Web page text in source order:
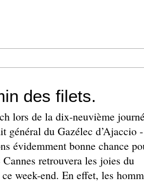
des filets.
lors de la dix-neuvième
général du Gazélec d’Ajaccio
évidemment bonne chance
Cannes retrouvera les joies du
week-end. En effet, les